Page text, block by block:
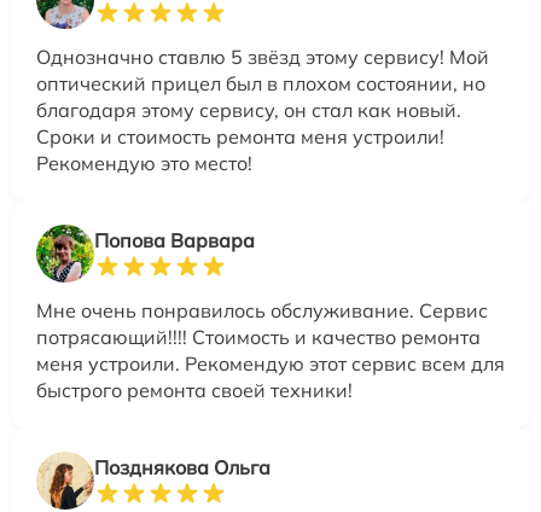
Однозначно ставлю 5 звёзд этому сервису! Мой
оптический прицел был в плохом состоянии, но
благодаря этому сервису, он стал как новый.
Сроки и стоимость ремонта меня устроили!
Рекомендую это место!
Попова Варвара
Мне очень понравилось обслуживание. Сервис
потрясающий!!!! Стоимость и качество ремонта
меня устроили. Рекомендую этот сервис всем для
быстрого ремонта своей техники!
Позднякова Ольга